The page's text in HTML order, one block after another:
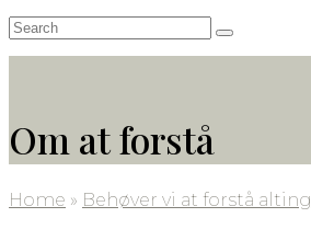
Search
Submit
Om at forstå
Home » Behøver vi at forstå